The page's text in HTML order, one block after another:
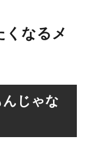
なるメ
じゃな